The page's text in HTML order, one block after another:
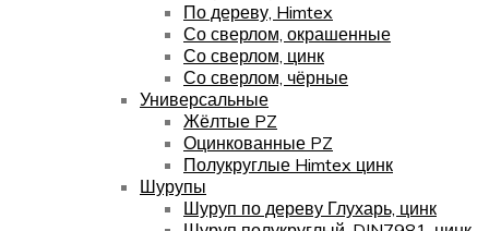
По дереву, Himtex
Со сверлом, окрашенные
Со сверлом, цинк
Со сверлом, чёрные
Универсальные
Жёлтые PZ
Оцинкованные PZ
Полукруглые Himtex цинк
Шурупы
Шуруп по дереву Глухарь, цинк